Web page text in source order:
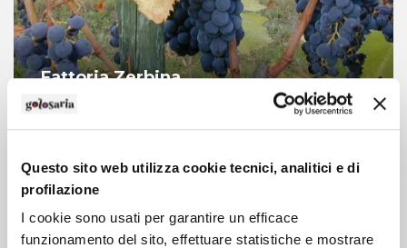
Questo sito web utilizza cookie tecnici, analitici e di
profilazione
I cookie sono usati per garantire un efficace
funzionamento del sito, effettuare statistiche e mostrare
Fattoria Zerbina